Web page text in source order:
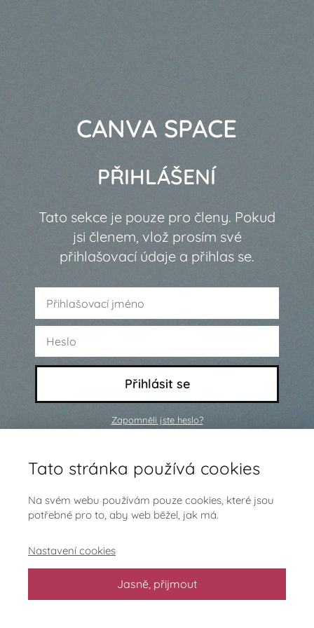
CANVA SPACE
PŘIHLÁŠENÍ
Tato sekce je pouze pro členy. Pokud
jsi členem, vlož prosím své
přihlašovací údaje a přihlas se.
Přihlásit se
Zapomněli jste heslo?
Ještě nejsi členem a chceš se
přidat?
Tato stránka používá cookies
Na svém webu používám pouze cookies, které jsou
potřebné pro to, aby web běžel, jak má.
Nastavení cookies
Jasně, přijmout